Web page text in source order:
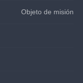
Objeto de misión